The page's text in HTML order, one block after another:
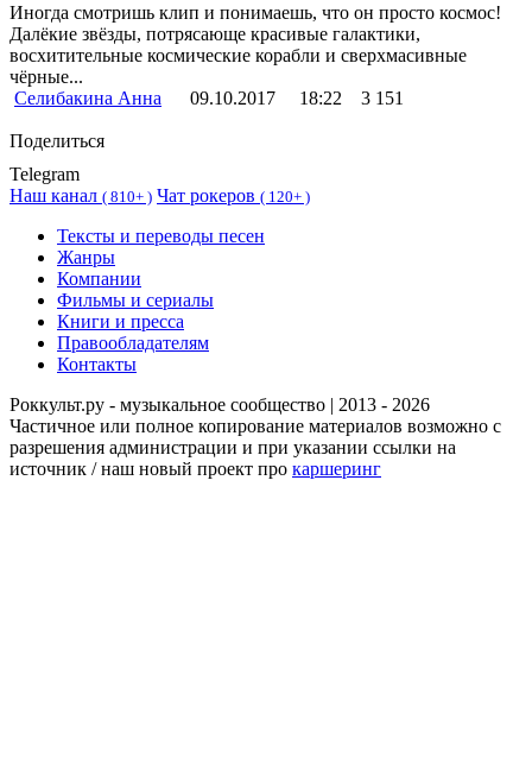
Иногда смотришь клип и понимаешь, что он просто космос!
Далёкие звёзды, потрясающе красивые галактики,
восхитительные космические корабли и сверхмасивные
чёрные...
Селибакина Анна
09.10.2017 18:22 3 151
Поделиться
Telegram
Наш канал ( 810+ ) Чат рокеров ( 120+ )
Тексты и переводы песен
Жанры
Компании
Фильмы и сериалы
Книги и пресса
Правообладателям
Контакты
Роккульт.ру - музыкальное сообщество | 2013 - 2026
Частичное или полное копирование материалов возможно с
разрешения администрации и при указании ссылки на
источник / наш новый проект про каршеринг